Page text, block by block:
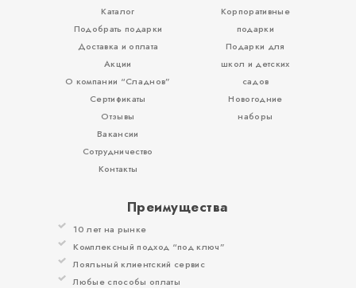
Каталог
Подобрать подарки
Доставка и оплата
Акции
О компании “Сладнов”
Сертификаты
Отзывы
Вакансии
Сотрудничество
Контакты
Корпоративные
подарки
Подарки для
школ и детских
садов
Новогодние
наборы
Преимущества
10 лет на рынке
Комплексный подход “под ключ”
Лояльный клиентский сервис
Любые способы оплаты